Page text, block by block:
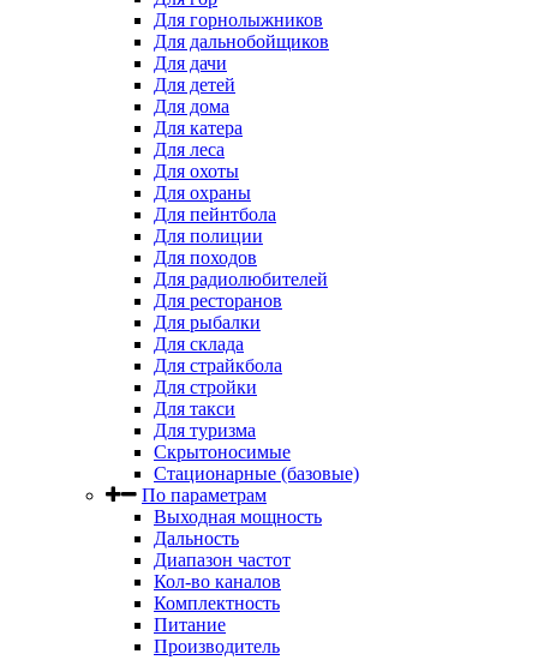
Для горнолыжников
Для дальнобойщиков
Для дачи
Для детей
Для дома
Для катера
Для леса
Для охоты
Для охраны
Для пейнтбола
Для полиции
Для походов
Для радиолюбителей
Для ресторанов
Для рыбалки
Для склада
Для страйкбола
Для стройки
Для такси
Для туризма
Скрытоносимые
Стационарные (базовые)
По параметрам
Выходная мощность
Дальность
Диапазон частот
Кол-во каналов
Комплектность
Питание
Производитель